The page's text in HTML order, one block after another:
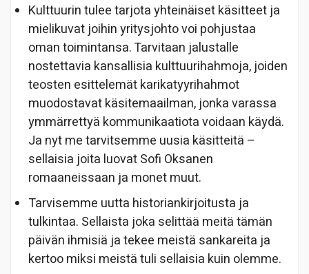
Kulttuurin tulee tarjota yhteinäiset käsitteet ja
mielikuvat joihin yritysjohto voi pohjustaa
oman toimintansa. Tarvitaan jalustalle
nostettavia kansallisia kulttuurihahmoja, joiden
teosten esittelemät karikatyyrihahmot
muodostavat käsitemaailman, jonka varassa
ymmärrettyä kommunikaatiota voidaan käydä.
Ja nyt me tarvitsemme uusia käsitteitä –
sellaisia joita luovat Sofi Oksanen
romaaneissaan ja monet muut.
Tarvisemme uutta historiankirjoitusta ja
tulkintaa. Sellaista joka selittää meitä tämän
päivän ihmisiä ja tekee meistä sankareita ja
kertoo miksi meistä tuli sellaisia kuin olemme.